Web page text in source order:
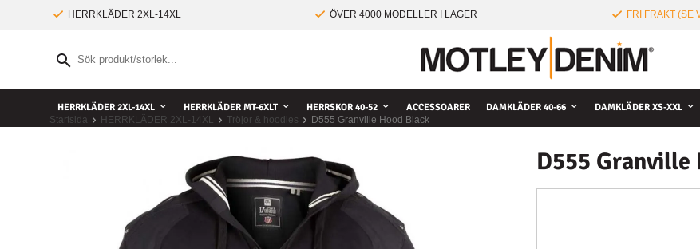
HERRKLÄDER 2XL-14XL ÖVER 4000 MODELLER I LAGER FRI FRAKT (SE
HERRKLÄDER 2XL-14XL HERRKLÄDER MT-6XLT HERRSKOR 40-52 ACCESSOARER DAMKLÄDER 40-66 DAMKLÄDER XS-XXL
Startsida HERRKLÄDER 2XL-14XL Tröjor & hoodies D555 Granville Hood Black
D555 Granville